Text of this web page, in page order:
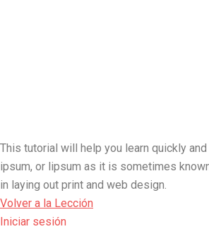
This tutorial will help you learn quickly
ipsum, or lipsum as it is sometimes
in laying out print and web design.
Volver a la Lección
Iniciar sesión